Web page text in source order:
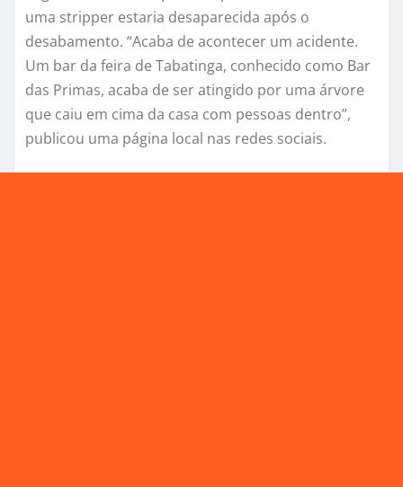
uma stripper estaria desaparecida após o
desabamento. “Acaba de acontecer um acidente.
Um bar da feira de Tabatinga, conhecido como Bar
das Primas, acaba de ser atingido por uma árvore
que caiu em cima da casa com pessoas dentro”,
publicou uma página local nas redes sociais.